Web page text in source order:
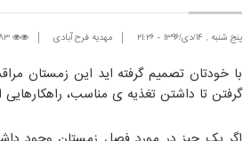
پنج شنبه , 14/دی/1396 -
21:26 مهدیه فرح آبادی
با خودتان تصمیم گرفته اید این زمستان
گرفتن تا داشتن تغذیه ی مناسب،